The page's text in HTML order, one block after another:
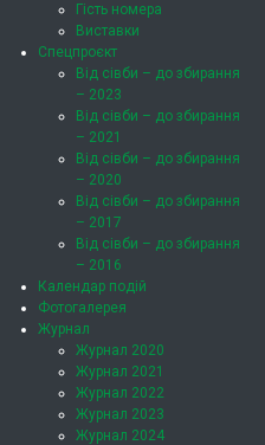
Гість номера
Виставки
Спецпроєкт
Від сівби – до збирання
– 2023
Від сівби – до збирання
– 2021
Від сівби – до збирання
– 2020
Від сівби – до збирання
– 2017
Від сівби – до збирання
– 2016
Календар подій
Фотогалерея
Журнал
Журнал 2020
Журнал 2021
Журнал 2022
Журнал 2023
Журнал 2024